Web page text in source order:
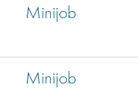
Minijob
Minijob